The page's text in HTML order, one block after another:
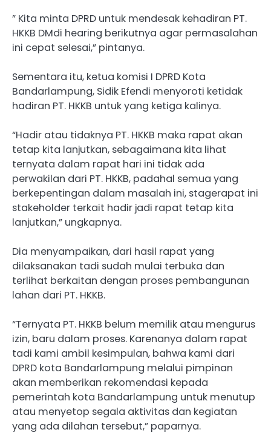
” Kita minta DPRD untuk mendesak kehadiran PT.
HKKB DMdi hearing berikutnya agar permasalahan
ini cepat selesai,” pintanya.
Sementara itu, ketua komisi I DPRD Kota
Bandarlampung, Sidik Efendi menyoroti ketidak
hadiran PT. HKKB untuk yang ketiga kalinya.
“Hadir atau tidaknya PT. HKKB maka rapat akan
tetap kita lanjutkan, sebagaimana kita lihat
ternyata dalam rapat hari ini tidak ada
perwakilan dari PT. HKKB, padahal semua yang
berkepentingan dalam masalah ini, stagerapat ini
stakeholder terkait hadir jadi rapat tetap kita
lanjutkan,” ungkapnya.
Dia menyampaikan, dari hasil rapat yang
dilaksanakan tadi sudah mulai terbuka dan
terlihat berkaitan dengan proses pembangunan
lahan dari PT. HKKB.
“Ternyata PT. HKKB belum memilik atau mengurus
izin, baru dalam proses. Karenanya dalam rapat
tadi kami ambil kesimpulan, bahwa kami dari
DPRD kota Bandarlampung melalui pimpinan
akan memberikan rekomendasi kepada
pemerintah kota Bandarlampung untuk menutup
atau menyetop segala aktivitas dan kegiatan
yang ada dilahan tersebut,” paparnya.